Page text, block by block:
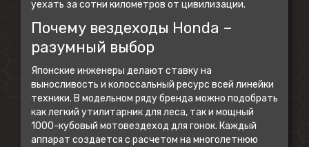
уехать за сотни километров от цивилизации.
Почему вездеходы Honda –
разумный выбор
Японские инженеры делают ставку на
выносливость и колоссальный ресурс всей линейки
техники. В модельном ряду бренда можно подобрать
как легкий утилитарник для леса, так и мощный
1000-кубовый мотовездеход для гонок. Каждый
аппарат создается с расчетом на многолетнюю